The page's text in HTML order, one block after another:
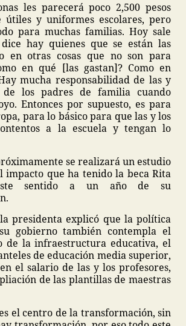
les parecerá poco 2,500 pesos
útiles y uniformes escolares, pero
para muchas familias. Hoy sale
hay quienes que se están las
en otras cosas que no son para
en qué [las gastan]? Como en
mucha responsabilidad de las y
los padres de familia cuando
Entonces por supuesto, es para
para lo básico para que las y los
a la escuela y tengan lo
se realizará un estudio
impacto que ha tenido la beca Rita
sentido a un año de su
presidenta explicó que la política
gobierno también contempla el
de la infraestructura educativa, el
de educación media superior,
el salario de las y los profesores,
de las plantillas de maestras
el centro de la transformación, sin